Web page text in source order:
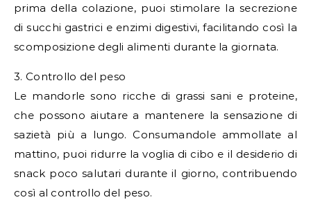
prima della colazione, puoi stimolare la secrezione
di succhi gastrici e enzimi digestivi, facilitando così la
scomposizione degli alimenti durante la giornata.
3. Controllo del peso
Le mandorle sono ricche di grassi sani e proteine,
che possono aiutare a mantenere la sensazione di
sazietà più a lungo. Consumandole ammollate al
mattino, puoi ridurre la voglia di cibo e il desiderio di
snack poco salutari durante il giorno, contribuendo
così al controllo del peso.